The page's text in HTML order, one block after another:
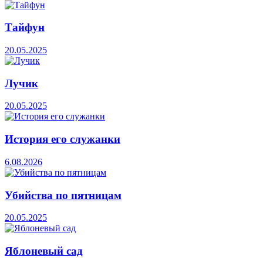
Тайфун
20.05.2025
Лучик
20.05.2025
История его служанки
6.08.2026
Убийства по пятницам
20.05.2025
Яблоневый сад